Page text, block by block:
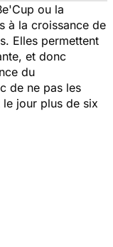
ou la
à la croissance de
Elles permettent
et donc
du
de ne pas les
jour plus de six